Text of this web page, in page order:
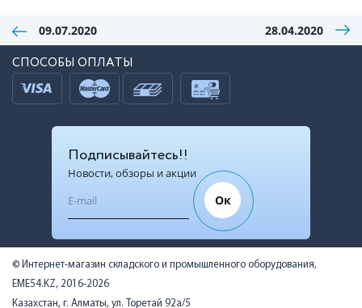
09.07.2020 28.04.2020
СПОСОБЫ ОПЛАТЫ
Подписывайтесь!!
Новости, обзоры и акции
Ок
© Интернет-магазин складского и промышленного оборудования,
EME54.KZ, 2016-2026
Казахстан, г. Алматы, ул. Торетай 92а/5